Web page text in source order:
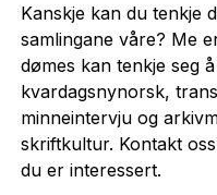
Brev mellom Olav H.
brev og postkort
Cappelen 1970–1975)
Hovdebygda
Studentmållaget i
Idar Handagard-
Kanskje kan du tenkje
samlingane våre? Me
dømes kan tenkje seg
kvardagsnynorsk,
minneintervju og
skriftkultur. Kontakt
du er interessert.